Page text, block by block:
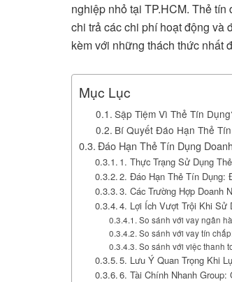
nghiệp nhỏ tại TP.HCM. Thẻ
chi trả các chi phí hoạt động và
kèm với những thách thức nhất
Mục Lục
Sập Tiệm Vì Thẻ Tín
Bí Quyết Đáo Hạn Thẻ
Đáo Hạn Thẻ Tín Dụng
1. Thực Trạng Sử Dụng
2. Đáo Hạn Thẻ Tín Dụng:
3. Các Trường Hợp Doanh
4. Lợi Ích Vượt Trội Khi Sử
So sánh với vay ngân
So sánh với vay tín
So sánh với việc thanh
5. Lưu Ý Quan Trọng Khi
6. Tài Chính Nhanh